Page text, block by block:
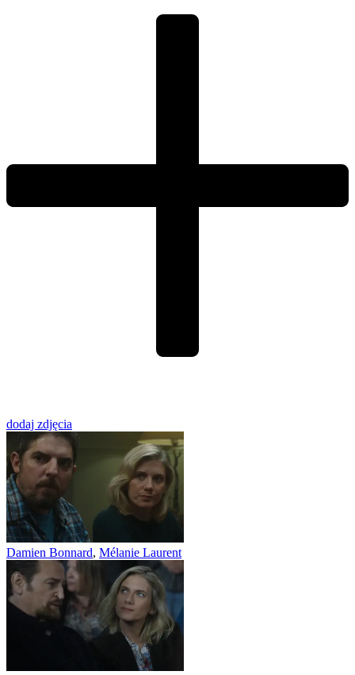
dodaj zdjęcia
Damien Bonnard, Mélanie Laurent